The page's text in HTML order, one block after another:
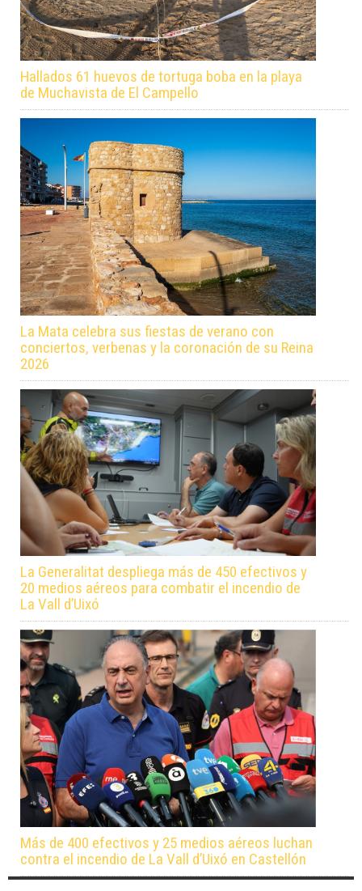
Hallados 61 huevos de tortuga boba en la playa
de Muchavista de El Campello
La Mata celebra sus fiestas de verano con
conciertos, verbenas y la coronación de su Reina
2026
La Generalitat despliega más de 450 efectivos y
20 medios aéreos para combatir el incendio de
La Vall d’Uixó
Más de 400 efectivos y 25 medios aéreos luchan
contra el incendio de La Vall d’Uixó en Castellón